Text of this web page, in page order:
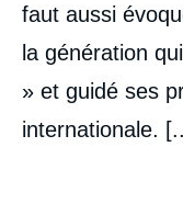
faut aussi
la génération
» et guidé ses
internationale.